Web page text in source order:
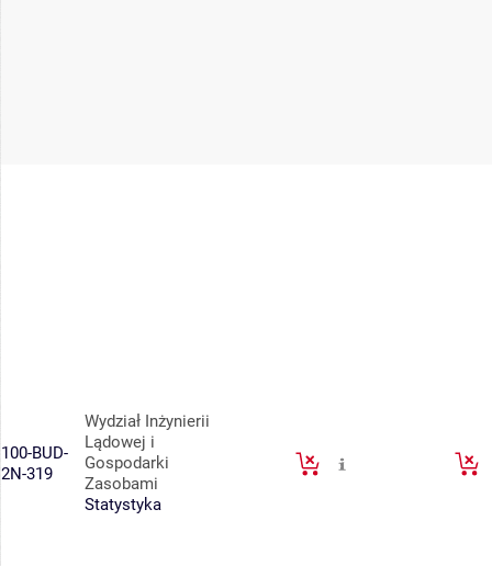
100-BUD-
2N-319
Wydział Inżynierii
Lądowej i
Gospodarki
Zasobami
Statystyka